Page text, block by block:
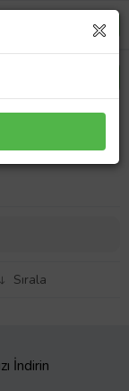
Kaplama Siyah
Sırala
İndirin